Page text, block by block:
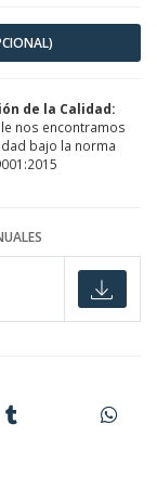
de la Calidad:
nos encontramos
bajo la norma